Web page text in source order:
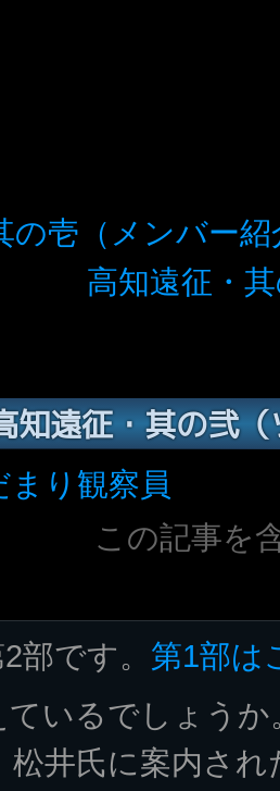
の壱（メンバー紹
高知遠征・
知遠征・其の弐
まり観察員
この記事を
部です。 第1部は
ているでしょうか
松井氏に案内さ